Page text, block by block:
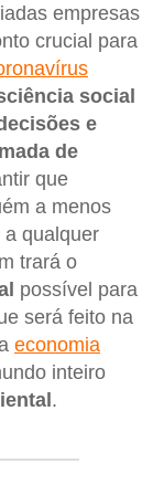
empresas
crucial para
social
e
de
que
a menos
qualquer
trará o
possível para
será feito na
economia
inteiro
.